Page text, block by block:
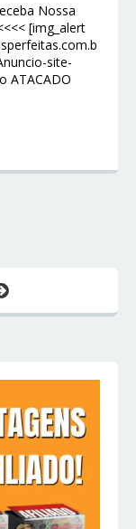
Nossa
[img_alert
site-
ATACADO